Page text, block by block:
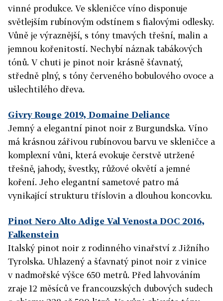
vinné produkce. Ve skleničce víno disponuje
světlejším rubínovým odstínem s fialovými odlesky.
Vůně je výraznější, s tóny tmavých třešní, malin a
jemnou kořenitostí. Nechybí náznak tabákových
tónů. V chuti je pinot noir krásně šťavnatý,
středně plný, s tóny červeného bobulového ovoce a
ušlechtilého dřeva.
Givry Rouge 2019, Domaine Deliance
Jemný a elegantní pinot noir z Burgundska. Víno
má krásnou zářivou rubínovou barvu ve skleničce a
komplexní vůni, která evokuje čerstvě utržené
třešně, jahody, švestky, růžové okvětí a jemné
koření. Jeho elegantní sametové patro má
vynikající strukturu tříslovin a dlouhou koncovku.
Pinot Nero Alto Adige Val Venosta DOC 2016,
Falkenstein
Italský pinot noir z rodinného vinařství z Jižního
Tyrolska. Uhlazený a šťavnatý pinot noir z vinice
v nadmořské výšce 650 metrů. Před lahvováním
zraje 12 měsíců ve francouzských dubových sudech